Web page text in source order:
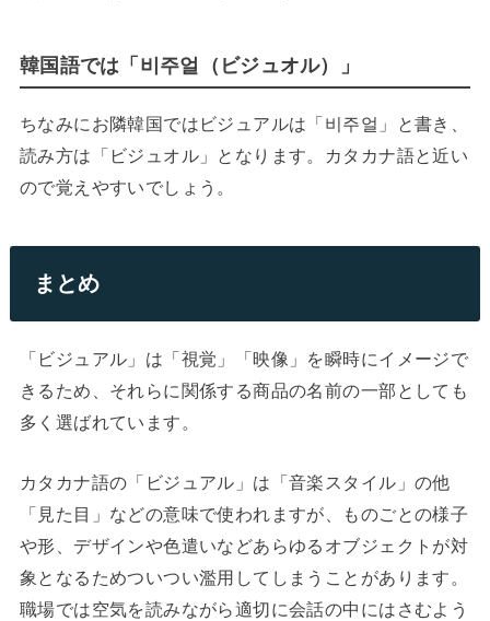
韓国語では「비주얼（ビジュオル）」
ちなみにお隣韓国ではビジュアルは「비주얼」と書き、
読み方は「ビジュオル」となります。カタカナ語と近い
ので覚えやすいでしょう。
まとめ
「ビジュアル」は「視覚」「映像」を瞬時にイメージで
きるため、それらに関係する商品の名前の一部としても
多く選ばれています。
カタカナ語の「ビジュアル」は「音楽スタイル」の他
「見た目」などの意味で使われますが、ものごとの様子
や形、デザインや色遣いなどあらゆるオブジェクトが対
象となるためついつい濫用してしまうことがあります。
職場では空気を読みながら適切に会話の中にはさむよう